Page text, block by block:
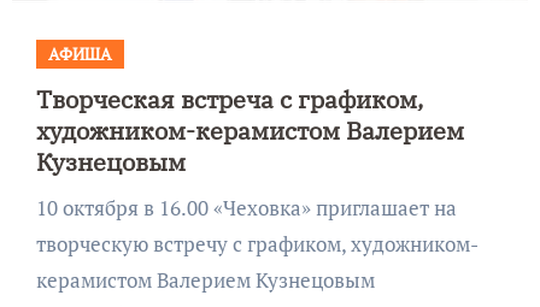
АФИША
Творческая встреча с графиком,
художником-керамистом Валерием
Кузнецовым
10 октября в 16.00 «Чеховка» приглашает на
творческую встречу с графиком, художником-
керамистом Валерием Кузнецовым